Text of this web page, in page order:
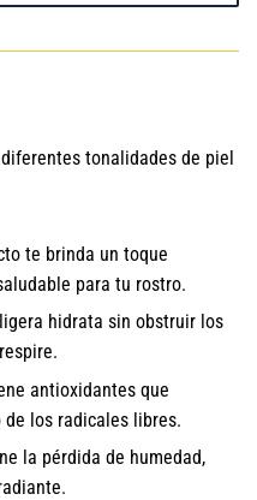
tonalidades de piel
te brinda un toque
para tu rostro.
hidrata sin obstruir los
antioxidantes que
los radicales libres.
la pérdida de humedad,